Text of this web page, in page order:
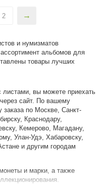
и нумизматов
альбомов для
товары лучших
вы можете приехать
сайт. По вашему
заказа по Москве, Санкт-
Краснодару,
Кемерово, Магадану,
Улан-Удэ, Хабаровску,
и другим городам
и марки, а также
2